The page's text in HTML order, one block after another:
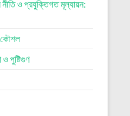
ও প্রযুক্তিগত মূল্যায়ন:
কৌশল
ও পুষ্টিগুণ